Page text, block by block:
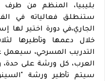
بليبيا، المنظم من طرف
الجاري،في دورة اختير لها
خلال دعمها وتأطيرها
التدريب المسرحي، سيعمل
العرب، كل ورشة على
سيتم تأطير ورشة